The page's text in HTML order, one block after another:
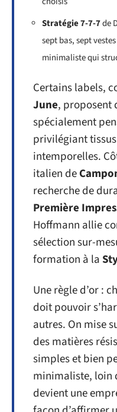
Stratégie 7-7-7de
sept bas, sept
minimaliste qui
Certains labels,
June, proposent
spécialement
privilégiant
intemporelles.
italien de
recherche de
Première
Hoffmann allie
sélection sur-
formation à la
Une règle d’or :
doit pouvoir
autres. On mise
des matières
simples et bien
minimaliste, loin
devient une